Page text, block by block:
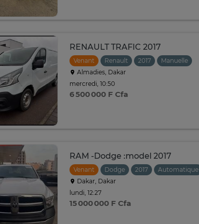
RENAULT TRAFIC 2017
Venant Renault 2017
Manuelle
Almadies, Dakar
mercredi, 10:50
6 500 000 F Cfa
RAM -Dodge :model 2017
Venant Dodge 2017
Automatique
Dakar, Dakar
lundi, 12:27
15 000 000 F Cfa